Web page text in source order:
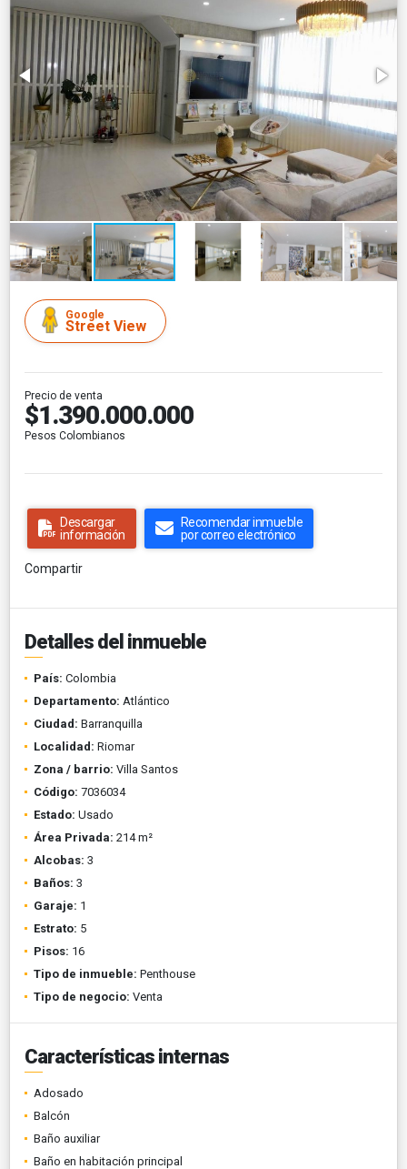
Google
Street View
Precio de venta
$1.390.000.000
Pesos Colombianos
Descargar
información
Recomendar inmueble
por correo electrónico
Compartir
Detalles del inmueble
País: Colombia
Departamento: Atlántico
Ciudad: Barranquilla
Localidad: Riomar
Zona / barrio: Villa Santos
Código: 7036034
Estado: Usado
Área Privada: 214 m²
Alcobas: 3
Baños: 3
Garaje: 1
Estrato: 5
Pisos: 16
Tipo de inmueble: Penthouse
Tipo de negocio: Venta
Características internas
Adosado
Balcón
Baño auxiliar
Baño en habitación principal